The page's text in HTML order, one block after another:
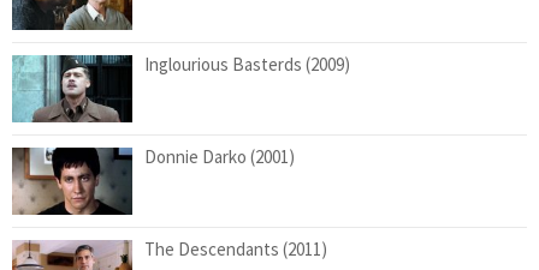
Inglourious Basterds (2009)
Donnie Darko (2001)
The Descendants (2011)